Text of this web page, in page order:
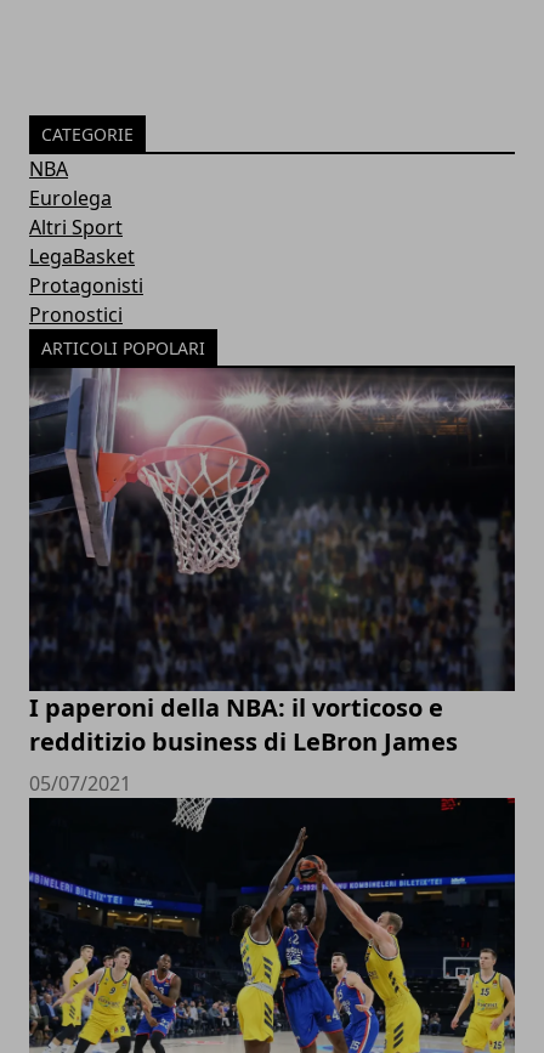
CATEGORIE
NBA
Eurolega
Altri Sport
LegaBasket
Protagonisti
Pronostici
ARTICOLI POPOLARI
I paperoni della NBA: il vorticoso e
redditizio business di LeBron James
05/07/2021